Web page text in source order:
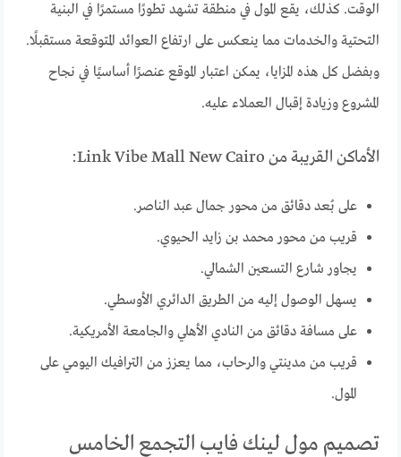
الوقت. كذلك، يقع المول في منطقة تشهد تطورًا مستمرًا في البنية
التحتية والخدمات مما ينعكس على ارتفاع العوائد المتوقعة مستقبلًا.
وبفضل كل هذه المزايا، يمكن اعتبار الموقع عنصرًا أساسيًا في نجاح
المشروع وزيادة إقبال العملاء عليه.
الأماكن القريبة من Link Vibe Mall New Cairo:
على بُعد دقائق من محور جمال عبد الناصر.
قريب من محور محمد بن زايد الحيوي.
يجاور شارع التسعين الشمالي.
يسهل الوصول إليه من الطريق الدائري الأوسطي.
على مسافة دقائق من النادي الأهلي والجامعة الأمريكية.
قريب من مدينتي والرحاب، مما يعزز من الترافيك اليومي على
المول.
تصميم مول لينك فايب التجمع الخامس